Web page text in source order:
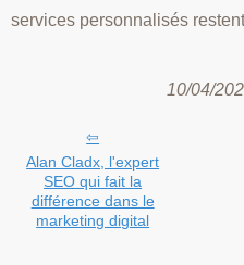
services personnalisés
10/04/
Alan Cladx, l'expert
SEO qui fait la
différence dans le
marketing digital